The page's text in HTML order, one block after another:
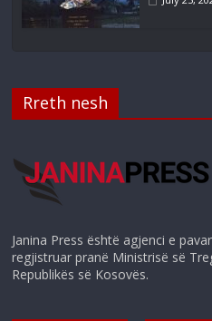
Rreth nesh
Janina Press është agjenci e
regjistruar pranë Ministrisë së
Republikës së Kosovës.